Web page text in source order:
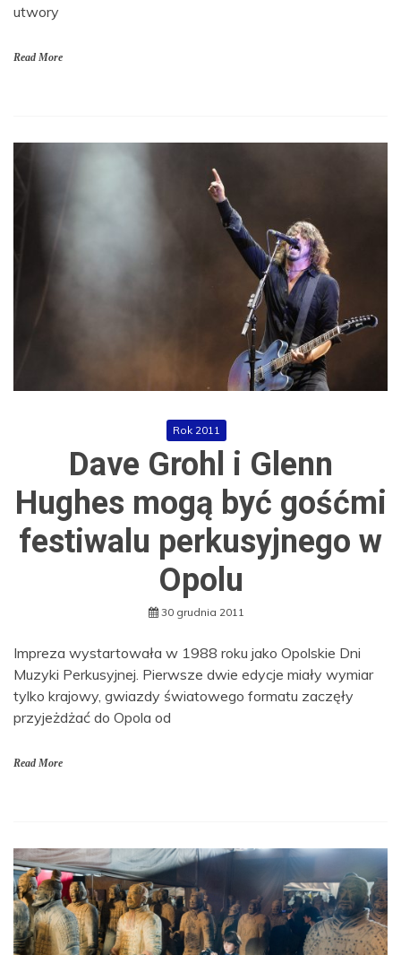
utwory
Read More
Rok 2011
Dave Grohl i Glenn
Hughes mogą być gośćmi
festiwalu perkusyjnego w
Opolu
30 grudnia 2011
Impreza wystartowała w 1988 roku jako Opolskie Dni
Muzyki Perkusyjnej. Pierwsze dwie edycje miały wymiar
tylko krajowy, gwiazdy światowego formatu zaczęły
przyjeżdżać do Opola od
Read More